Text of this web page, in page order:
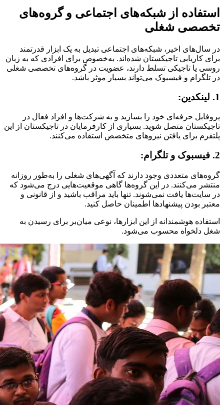
استفاده از شبکه‌های اجتماعی و گروه‌های
تخصصی شغلی
در سال‌های اخیر، شبکه‌های اجتماعی تبدیل به یک ابزار قدرتمند
برای کاریابی تاجیکستان شده‌اند. به‌خصوص برای افرادی که به زبان
روسی یا تاجیکی تسلط دارند، عضویت در گروه‌های تخصصی شغلی
در تلگرام و فیسبوک می‌تواند بسیار موثر باشد.
1. لینکدین:
پروفایل حرفه‌ای خود را بسازید و به شرکت‌ها و افراد فعال در
تاجیکستان متصل شوید. بسیاری از کارفرمایان در تاجیکستان از این
پلتفرم برای یافتن نیروهای متخصص استفاده می‌کنند.
2. فیسبوک و تلگرام:
گروه‌های متعددی وجود دارند که آگهی‌های شغلی را به‌طور روزانه
منتشر می‌کنند. در این گروه‌ها گاهی موقعیت‌هایی درج می‌شود که
در سایت‌ها یافت نمی‌شوند. تنها باید مراقب باشید و از قانونی و
معتبر بودن پیشنهادها اطمینان حاصل کنید.
استفاده هوشمندانه از این ابزارها، نوعی میان‌بر برای رسیدن به
شغل دلخواه محسوب می‌شود.